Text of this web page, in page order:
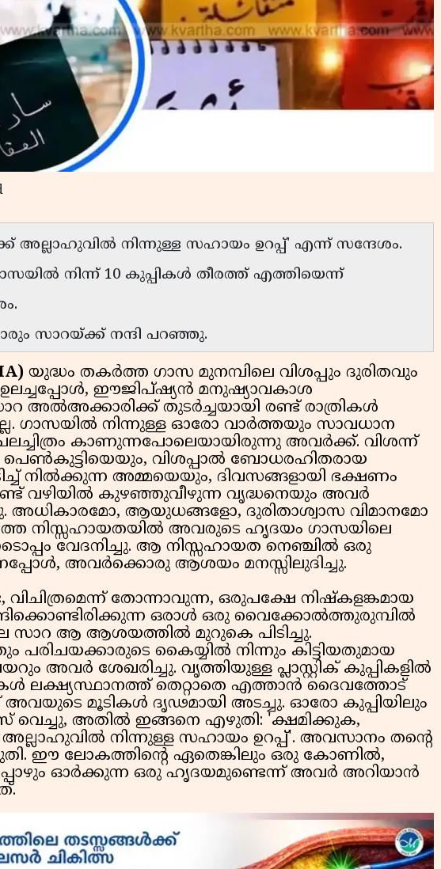
അല്ലാഹുവിൽ നിന്നുള്ള സഹായം ഉറപ്പ്' എന്ന് സന്ദേശം.
നിന്ന് 10 കുപ്പികൾ തീരത്ത് എത്തിയെന്ന്
സാറയ്ക്ക് നന്ദി പറഞ്ഞു.
യുദ്ധം തകർത്ത ഗാസ മുനമ്പിലെ വിശപ്പും ദുരിതവും
ഉലച്ചപ്പോൾ, ഈജിപ്ഷ്യൻ മനുഷ്യാവകാശ
അൽഅക്കാരിക്ക് തുടർച്ചയായി രണ്ട് രാത്രികൾ
ഗാസയിൽ നിന്നുള്ള ഓരോ വാർത്തയും സാവധാന
കാണുന്നപോലെയായിരുന്നു അവർക്ക്. വിശന്ന്
പെൺകുട്ടിയെയും, വിശപ്പാൽ ബോധരഹിതരായ
നിൽക്കുന്ന അമ്മയെയും, ദിവസങ്ങളായി ഭക്ഷണം
വഴിയിൽ കുഴഞ്ഞുവീഴുന്ന വൃദ്ധനെയും അവർ
അധികാരമോ, ആയുധങ്ങളോ, ദുരിതാശ്വാസ വിമാനമോ
നിസ്സഹായതയിൽ അവരുടെ ഹൃദയം ഗാസയിലെ
വേദനിച്ചു. ആ നിസ്സഹായത നെഞ്ചിൽ ഒരു
അവർക്കൊരു ആശയം മനസ്സിലുദിച്ചു.
വിചിത്രമെന്ന് തോന്നാവുന്ന, ഒരുപക്ഷേ നിഷ്കളങ്കമായ
ഒരാൾ ഒരു വൈക്കോൽത്തുരുമ്പിൽ
സാറ ആ ആശയത്തിൽ മുറുകെ പിടിച്ചു.
പരിചയക്കാരുടെ കൈയ്യിൽ നിന്നും കിട്ടിയതുമായ
അവർ ശേഖരിച്ചു. വൃത്തിയുള്ള പ്ലാസ്റ്റിക് കുപ്പികളിൽ
ലക്ഷ്യസ്ഥാനത്ത് തെറ്റാതെ എത്താൻ ദൈവത്തോട്
അവയുടെ മൂടികൾ ദൃഢമായി അടച്ചു. ഓരോ കുപ്പിയിലും
വെച്ചു, അതിൽ ഇങ്ങനെ എഴുതി: 'ക്ഷമിക്കുക,
അല്ലാഹുവിൽ നിന്നുള്ള സഹായം ഉറപ്പ്'. അവസാനം തന്റെ
ഈ ലോകത്തിന്റെ ഏതെങ്കിലും ഒരു കോണിൽ,
ഓർക്കുന്ന ഒരു ഹൃദയമുണ്ടെന്ന് അവർ അറിയാൻ